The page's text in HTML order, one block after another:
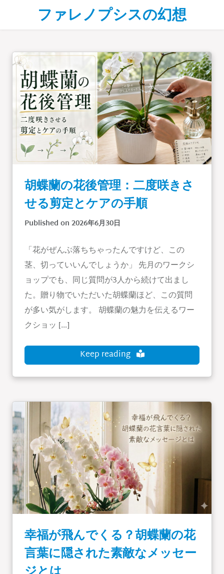
Skip to main contentファレノプシスの幻想
胡蝶蘭の花後管理：二度咲きさ
せる剪定とケアの手順
Published on 2026年6月30日
「花がぜんぶ落ちちゃったんですけど、この
茎、切っていいんでしょうか」 先月のワークシ
ョップでも、同じ質問が3人から続けて出まし
た。贈り物でいただいた胡蝶蘭ほど、この質問
が多い気がします。 胡蝶蘭の魅力を伝えるワー
クショッ […]
Keep reading
幸福が飛んでくる？胡蝶蘭の花
言葉に隠された素敵なメッセー
ジとは